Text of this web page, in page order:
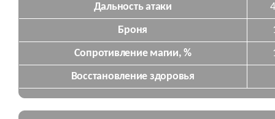
Дальность атаки
Броня
Сопротивление магии, %
Восстановление здоровья